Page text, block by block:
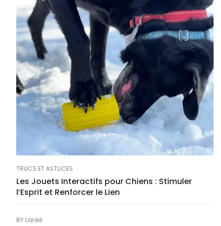
TRUCS ET ASTUCES
Les Jouets Interactifs pour Chiens : Stimuler
l’Esprit et Renforcer le Lien
BY Länkē